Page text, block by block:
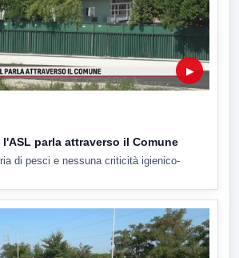
▶
l'ASL parla attraverso il Comune
di pesci e nessuna criticità igienico-